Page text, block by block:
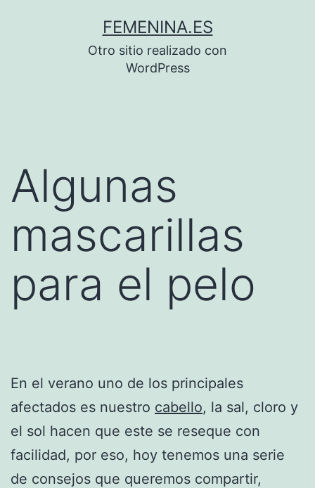
FEMENINA.ES
Otro sitio realizado con
WordPress
Algunas
mascarillas
para el pelo
En el verano uno de los principales
afectados es nuestro cabello, la sal, cloro y
el sol hacen que este se reseque con
facilidad, por eso, hoy tenemos una serie
de consejos que queremos compartir,